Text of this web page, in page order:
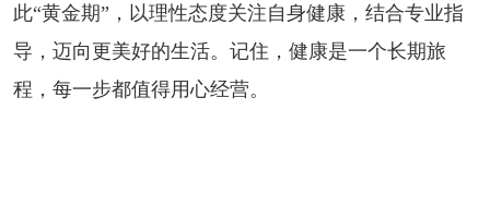
此“黄金期”，以理性态度关注自身健康，结合专业指
导，迈向更美好的生活。记住，健康是一个长期旅
程，每一步都值得用心经营。